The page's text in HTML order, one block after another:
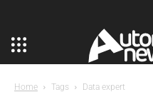
Home Tags Data expert